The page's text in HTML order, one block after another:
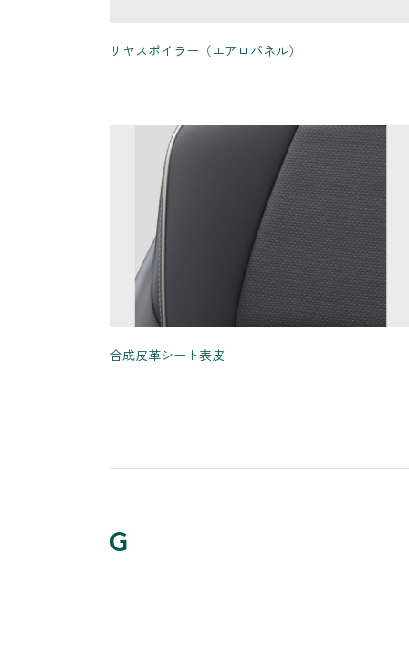
リヤスポイラー（エアロパネル）
合成皮革シート表皮
G